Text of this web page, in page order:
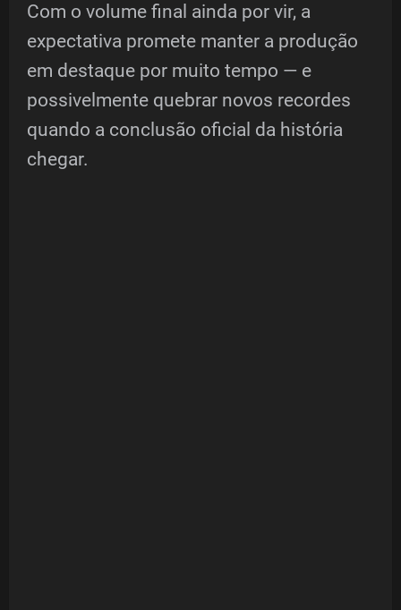
Com o volume final ainda por vir, a
expectativa promete manter a produção
em destaque por muito tempo — e
possivelmente quebrar novos recordes
quando a conclusão oficial da história
chegar.